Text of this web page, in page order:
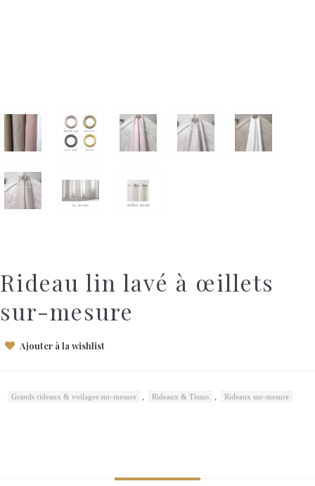
Rideau lin lavé à œillets
sur-mesure
Ajouter à la wishlist
Grands rideaux & voilages sur-mesure , Rideaux & Tissus , Rideaux sur-mesure